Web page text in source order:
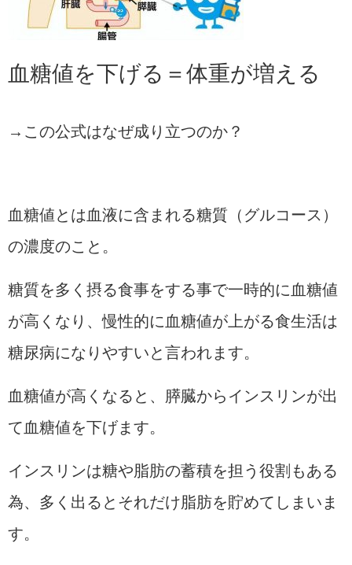
血糖値を下げる＝体重が増える
→この公式はなぜ成り立つのか？
血糖値とは血液に含まれる糖質（グルコース）
の濃度のこと。
糖質を多く摂る食事をする事で一時的に血糖値
が高くなり、慢性的に血糖値が上がる食生活は
糖尿病になりやすいと言われます。
血糖値が高くなると、膵臓からインスリンが出
て血糖値を下げます。
インスリンは糖や脂肪の蓄積を担う役割もある
為、多く出るとそれだけ脂肪を貯めてしまいま
す。